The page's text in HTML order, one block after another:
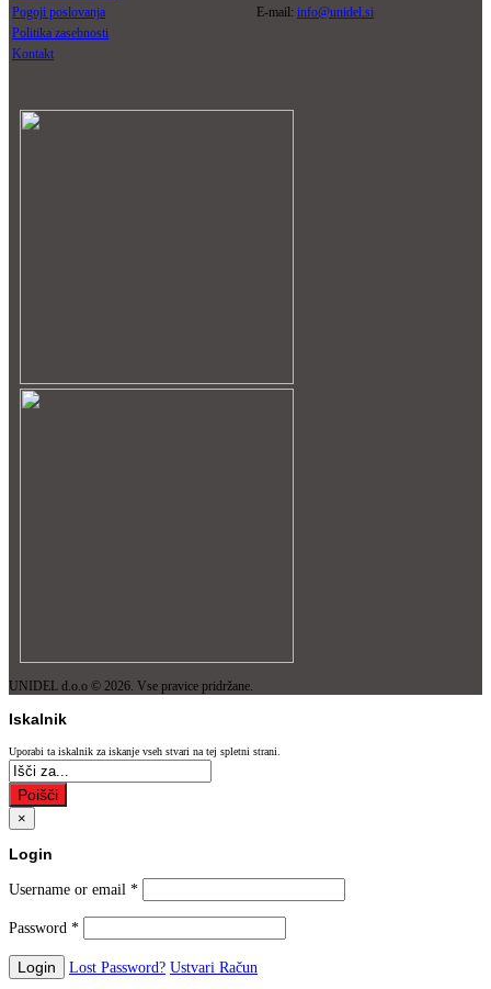
Pogoji poslovanja
E-mail: info@unidel.si
Politika zasebnosti
Kontakt
UNIDEL d.o.o © 2026. Vse pravice pridržane.
Iskalnik
Uporabi ta iskalnik za iskanje vseh stvari na tej spletni strani.
Poišči
×
Login
Username or email *
Password *
Lost Password? Ustvari Račun